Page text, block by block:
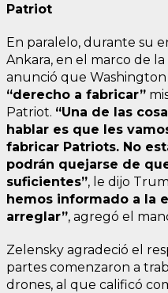
Patriot
En paralelo, durante su
Ankara, en el marco de
anunció que Washington
“derecho a fabricar”
Patriot. “Una de las
hablar es que les
fabricar Patriots. No
podrán quejarse de
suficientes”, le dijo
hemos informado a la
arreglar”, agregó el
Zelensky agradeció el
partes comenzaron a
drones, al que calificó